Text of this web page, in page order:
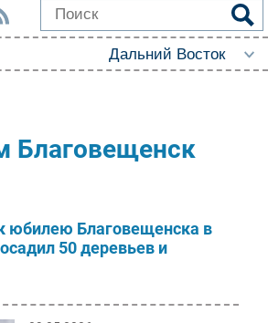
Благовещенск
юбилею Благовещенска в
50 деревьев и